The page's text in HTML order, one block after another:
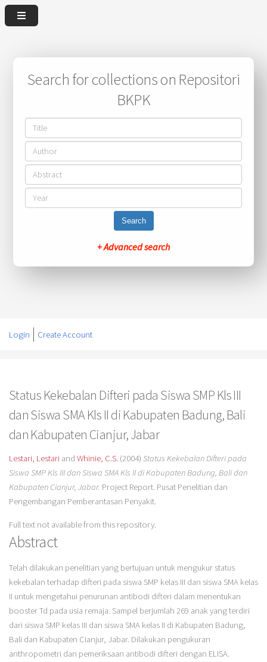
Search for collections on Repositori
BKPK
Search
+ Advanced search
Login Create Account
Status Kekebalan Difteri pada Siswa SMP Kls III
dan Siswa SMA Kls II di Kabupaten Badung, Bali
dan Kabupaten Cianjur, Jabar
Lestari, Lestariand Whinie, C.S.(2004) Status Kekebalan Difteri pada
Siswa SMP Kls III dan Siswa SMA Kls II di Kabupaten Badung, Bali dan
Kabupaten Cianjur, Jabar. Project Report. Pusat Penelitian dan
Pengembangan Pemberantasan Penyakit.
Full text not available from this repository.
Abstract
Telah dilakukan penelitian yang bertujuan untuk mengukur status
kekebalan terhadap difteri pada siswa SMP kelas III dan siswa SMA kelas
II untuk mengetahui penurunan antibodi difteri dalam menentukan
booster Td pada usia remaja. Sampel berjumlah 269 anak yang terdiri
dari siswa SMP kelas III dan siswa SMA kelas II di Kabupaten Badung,
Bali dan Kabupaten Cianjur, Jabar. Dilakukan pengukuran
anthropometri dan pemeriksaan antibodi difteri dengan ELISA.